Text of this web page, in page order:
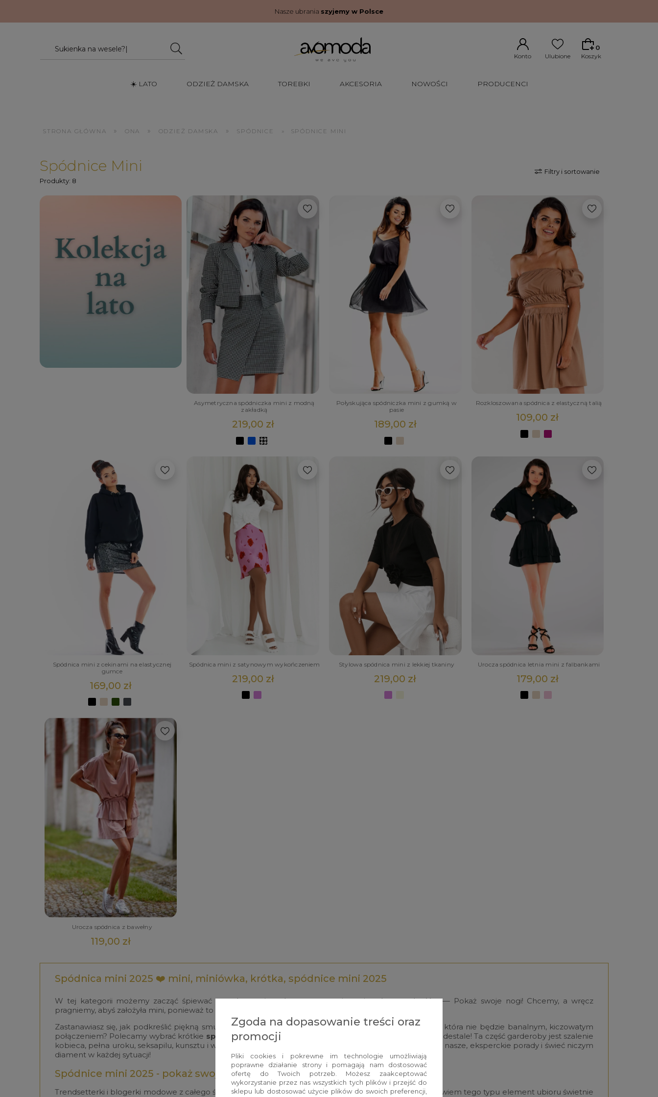
Nasze ubrania szyjemy w Polsce
0
☀️ LATO ODZIEŻ DAMSKA TOREBKI AKCESORIA NOWOŚCI PRODUCENCI
STRONA GŁÓWNA » ONA » ODZIEŻ DAMSKA » SPÓDNICE » SPÓDNICE MINI
Spódnice Mini
Produkty: 8
Filtry i sortowanie
Asymetryczna spódniczka mini z modną
zakładką
219,00 zł
Połyskująca spódniczka mini z gumką w
pasie
189,00 zł
Rozkloszowana spódnica z elastyczną talią
109,00 zł
Spódnica mini z cekinami na elastycznej
gumce
169,00 zł
Spódnica mini z satynowym wykończeniem
219,00 zł
Stylowa spódnica mini z lekkiej tkaniny
219,00 zł
Urocza spódnica letnia mini z falbankami
179,00 zł
Urocza spódnica z bawełny
119,00 zł
Spódnica mini 2025 ❤️ mini, miniówka, krótka, spódnice mini 2025
W tej kategorii możemy zacząć śpiewać popularną piosenkę, rozpoczynającą się od znanych słów — Pokaż swoje nogi! Chcemy, a wręcz
pragniemy, abyś założyła mini, ponieważ to właśnie ona kreuje fantastyczne, ponadczasowe stylizacje.
Zastanawiasz się, jak podkreślić piękną smukłość nóg oraz w jaki sposób wykreować urokliwą stylizację, która nie będzie banalnym, kiczowatym
połączeniem? Polecamy wybrać krótkie spódnice mini, które w 2025 roku wdzięczą się na modnym piedestale! Ta część garderoby jest szalenie
kobieca, pełna uroku, seksapilu, kunsztu i wdzięku. Zanim jednak wybierzesz konkretny fason, zdaj się na nasze, eksperckie porady i świeć niczym
diament w każdej sytuacji!
Spódnice mini 2025 - pokaż swoje nogi!
Trendsetterki i blogerki modowe z całego świata uwielbiają nosićspódnice mini 2025. Nic dziwnego bowiem tego typu element ubioru świetnie
Zgoda na dopasowanie treści oraz
promocji
Pliki cookies i pokrewne im technologie umożliwiają
poprawne działanie strony i pomagają nam dostosować
ofertę do Twoich potrzeb. Możesz zaakceptować
wykorzystanie przez nas wszystkich tych plików i przejść do
sklepu lub dostosować użycie plików do swoich preferencji,